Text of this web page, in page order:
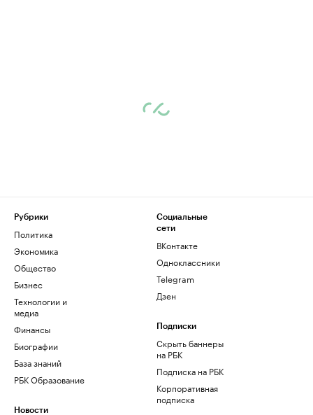
Рубрики
Политика
Экономика
Общество
Бизнес
Технологии и
медиа
Финансы
Биографии
База знаний
РБК Образование
Новости
Социальные
сети
ВКонтакте
Одноклассники
Telegram
Дзен
Подписки
Скрыть баннеры
на РБК
Подписка на РБК
Корпоративная
подписка